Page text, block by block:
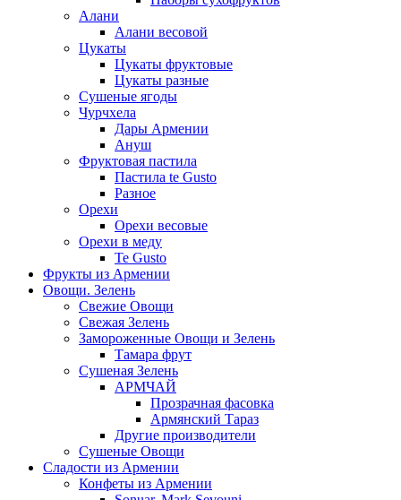
Алани
Алани весовой
Цукаты
Цукаты фруктовые
Цукаты разные
Сушеные ягоды
Чурчхела
Дары Армении
Ануш
Фруктовая пастила
Пастила te Gusto
Разное
Орехи
Орехи весовые
Орехи в меду
Te Gusto
Фрукты из Армении
Овощи. Зелень
Свежие Овощи
Свежая Зелень
Замороженные Овощи и Зелень
Тамара фрут
Сушеная Зелень
АРМЧАЙ
Прозрачная фасовка
Армянский Тараз
Другие производители
Сушеные Овощи
Сладости из Армении
Конфеты из Армении